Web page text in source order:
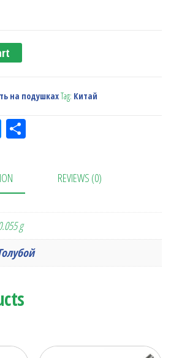
quantity
на подушкахTag: Китай
M
se
n
ge
r
ит
REVIEWS (0)
g